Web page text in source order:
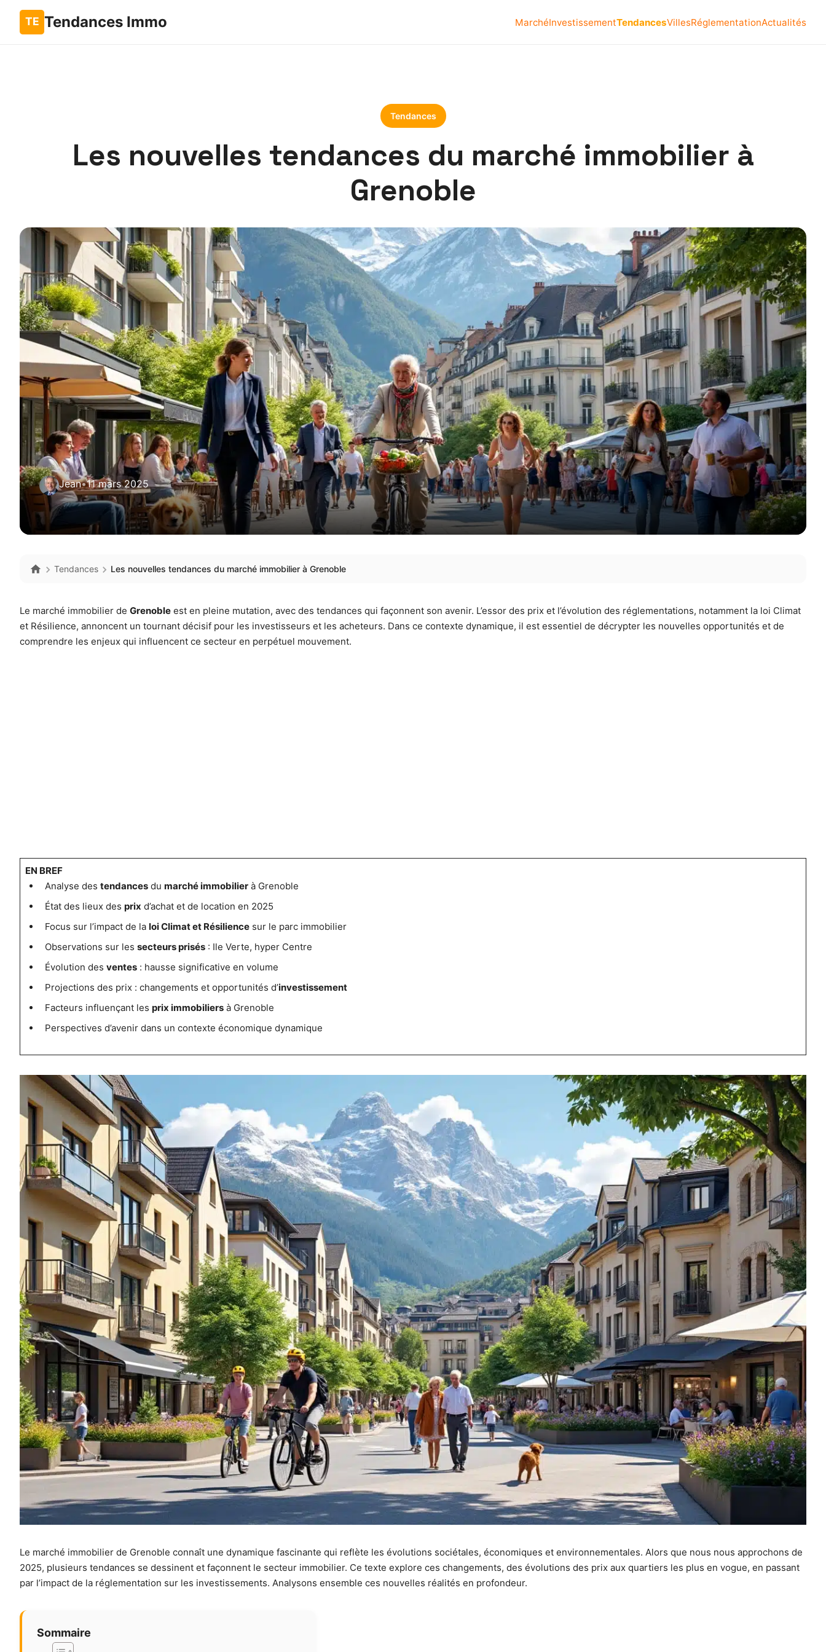
Tendances Immo MarchéInvestissementTendancesVillesRéglementationActualités
Tendances
Les nouvelles tendances du marché immobilier à
Grenoble
Jean•11 mars 2025
Tendances Les nouvelles tendances du marché immobilier à Grenoble
Le marché immobilier de Grenoble est en pleine mutation, avec des tendances qui façonnent son avenir. L’essor des prix et l’évolution des réglementations, notamment la loi Climat
et Résilience, annoncent un tournant décisif pour les investisseurs et les acheteurs. Dans ce contexte dynamique, il est essentiel de décrypter les nouvelles opportunités et de
comprendre les enjeux qui influencent ce secteur en perpétuel mouvement.
EN BREF
Analyse des tendancesdu marché immobilierà Grenoble
État des lieux des prix d’achat et de location en 2025
Focus sur l’impact de la loi Climat et Résiliencesur le parc immobilier
Observations sur les secteurs prisés: Ile Verte, hyper Centre
Évolution des ventes: hausse significative en volume
Projections des prix : changements et opportunités d’investissement
Facteurs influençant les prix immobiliersà Grenoble
Perspectives d’avenir dans un contexte économique dynamique
Le marché immobilier de Grenoble connaît une dynamique fascinante qui reflète les évolutions sociétales, économiques et environnementales. Alors que nous nous approchons de
2025, plusieurs tendances se dessinent et façonnent le secteur immobilier. Ce texte explore ces changements, des évolutions des prix aux quartiers les plus en vogue, en passant
par l’impact de la réglementation sur les investissements. Analysons ensemble ces nouvelles réalités en profondeur.
Sommaire